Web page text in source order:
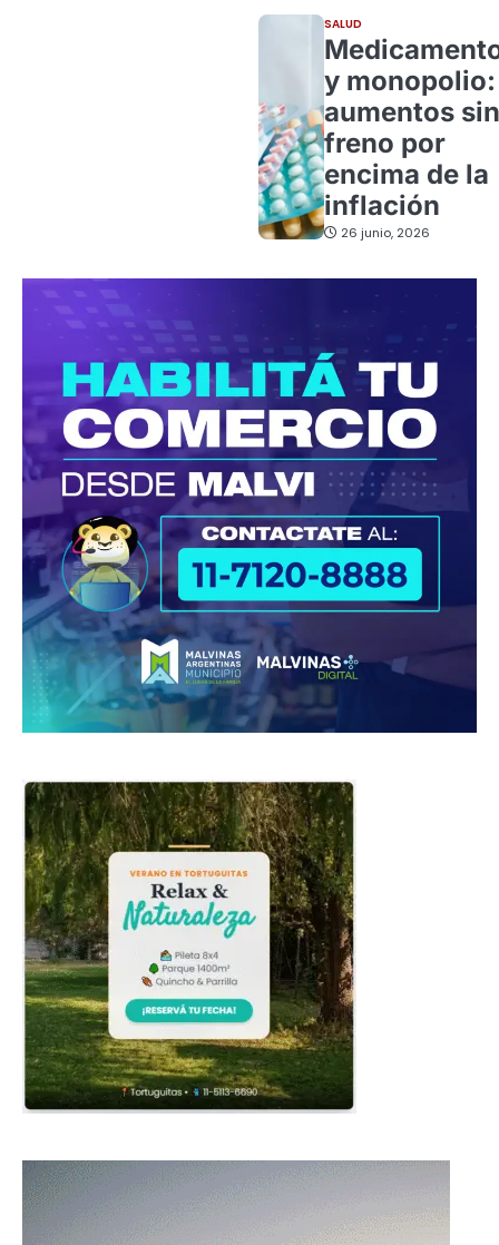
SALUD
y monopolio:
aumentos sin
freno por
encima de la
inflación
26 junio, 2026